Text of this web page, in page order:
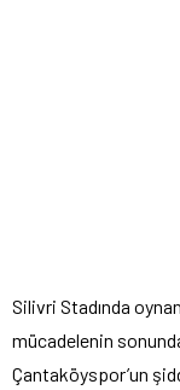
Silivri Stadında
mücadelenin
Çantaköyspor’un